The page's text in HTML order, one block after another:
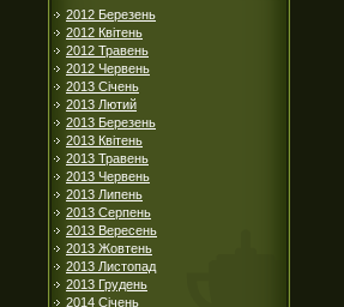
2012 Березень
2012 Квітень
2012 Травень
2012 Червень
2013 Січень
2013 Лютий
2013 Березень
2013 Квітень
2013 Травень
2013 Червень
2013 Липень
2013 Серпень
2013 Вересень
2013 Жовтень
2013 Листопад
2013 Грудень
2014 Січень